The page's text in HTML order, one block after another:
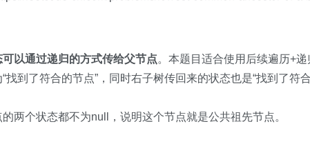
以通过递归的方式传给父节点。本题目适合使用后续遍历+递
找到了符合的节点”，同时右子树传回来的状态也是“找到了
两个状态都不为null，说明这个节点就是公共祖先节点。